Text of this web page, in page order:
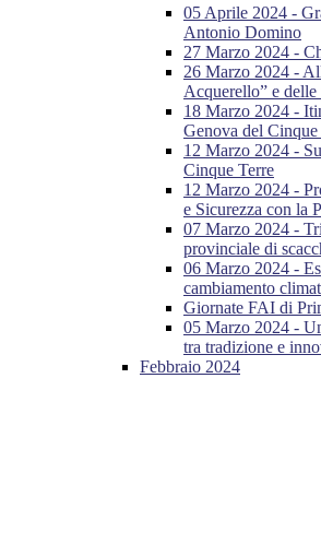
05 Aprile 2024 -
Antonio Domino
27 Marzo 2024 -
26 Marzo 2024 -
Acquerello” e
18 Marzo 2024 -
Genova del Cinque
12 Marzo 2024 -
Cinque Terre
12 Marzo 2024 -
e Sicurezza con la
07 Marzo 2024 -
provinciale di
06 Marzo 2024 -
cambiamento
Giornate FAI di
05 Marzo 2024 -
tra tradizione e
Febbraio 2024